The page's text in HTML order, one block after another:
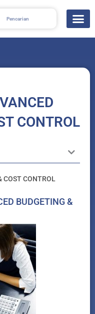
CONTROL
COST CONTROL
BUDGETING &